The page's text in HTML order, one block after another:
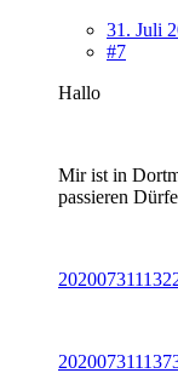
31. Juli
#7
Hallo
Mir ist in
passieren